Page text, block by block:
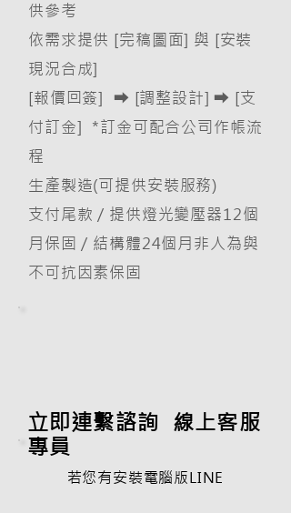
供參考
依需求提供 [完稿圖面] 與 [安裝
現況合成]
[報價回簽] ⮕ [調整設計] ⮕ [支
付訂金] *訂金可配合公司作帳流
程
生產製造(可提供安裝服務)
​支付尾款 / 提供燈光變壓器12個
月保固 / 結構體24個月非人為與
不可抗因素保固
立即連繫諮詢 線上客服
專員
若您有安裝電腦版LINE